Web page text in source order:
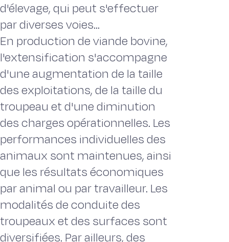
d'élevage, qui peut s'effectuer
par diverses voies...
En production de viande bovine,
l'extensification s'accompagne
d'une augmentation de la taille
des exploitations, de la taille du
troupeau et d'une diminution
des charges opérationnelles. Les
performances individuelles des
animaux sont maintenues, ainsi
que les résultats économiques
par animal ou par travailleur. Les
modalités de conduite des
troupeaux et des surfaces sont
diversifiées. Par ailleurs, des